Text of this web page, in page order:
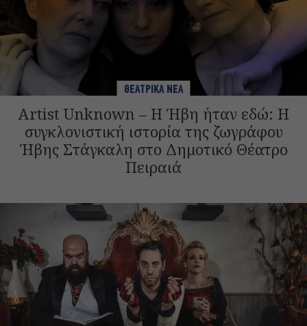
ΘΕΑΤΡΙΚΑ ΝΕΑ
Artist Unknown – Η Ήβη ήταν εδώ: Η
συγκλονιστική ιστορία της ζωγράφου
Ήβης Στάγκαλη στο Δημοτικό Θέατρο
Πειραιά